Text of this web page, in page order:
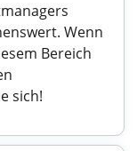
Wenn
Bereich
sich!